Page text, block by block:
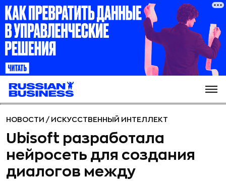
НОВОСТИ / ИСКУССТВЕННЫЙ ИНТЕЛЛЕКТ
Ubisoft разработала
нейросеть для создания
диалогов между